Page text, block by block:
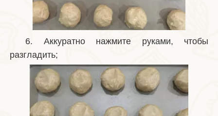
6. Аккуратно нажмите руками, чтобы
разгладить;